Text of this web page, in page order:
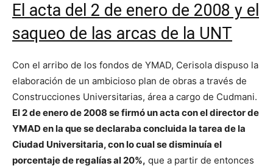
El acta del 2 de enero de 2008 y el
saqueo de las arcas de la UNT
Con el arribo de los fondos de YMAD, Cerisola dispuso la
elaboración de un ambicioso plan de obras a través de
Construcciones Universitarias, área a cargo de Cudmani.
El 2 de enero de 2008 se firmó un acta con el director de
YMAD en la que se declaraba concluida la tarea de la
Ciudad Universitaria, con lo cual se disminuía el
porcentaje de regalías al 20%, que a partir de entonces